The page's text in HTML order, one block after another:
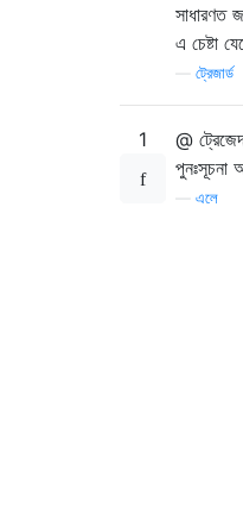
সাধারণত
এ চেষ্টা
ট্রেজার্ড
1
@
পুনঃসূচনা
এলে